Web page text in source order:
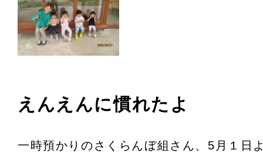
えんえんに慣れたよ
一時預かりのさくらんぼ組さん、5月１日